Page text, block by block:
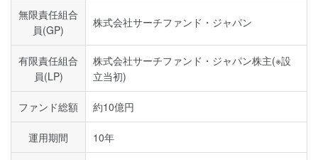
無限責任組合
員(GP)
株式会社サーチファンド・ジャパン
有限責任組合
員(LP)
株式会社サーチファンド・ジャパン株主(※設
立当初)
ファンド総額 約10億円
運用期間 10年